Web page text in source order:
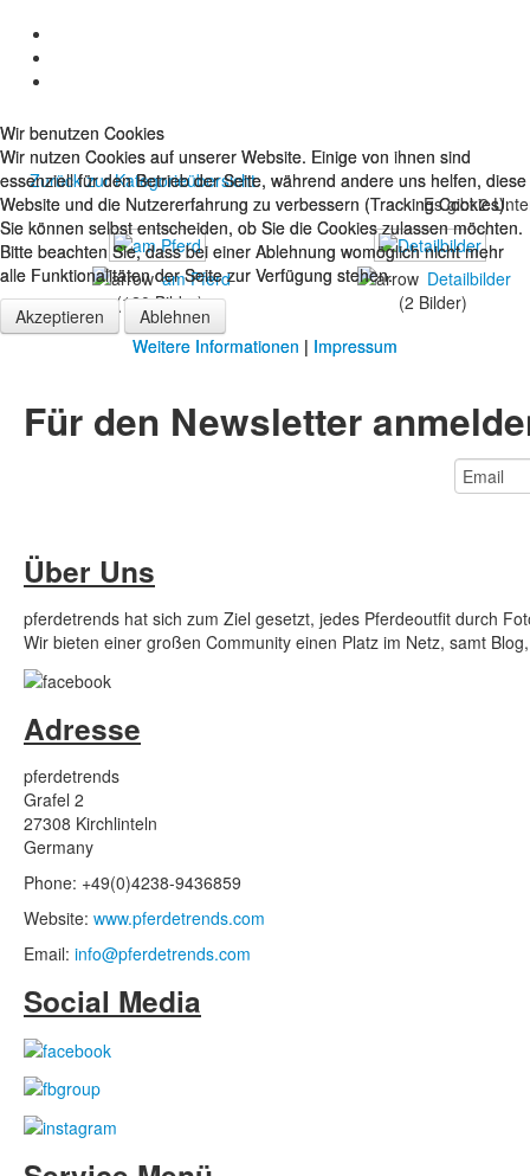
Zurück zur Kategorieübersicht
Es gibt 2
am Pferd
(120 Bilder)
Detailbilder
(2 Bilder)
Für den Newsletter
Über Uns
pferdetrends hat sich zum Ziel gesetzt, jedes Pferdeoutfit durch
Wir bieten einer großen Community einen Platz im Netz, samt
Adresse
pferdetrends
Grafel 2
27308 Kirchlinteln
Germany
Phone: +49(0)4238-9436859
Website: www.pferdetrends.com
Email: info@pferdetrends.com
Social Media
Wir benutzen Cookies
Wir nutzen Cookies auf unserer Website. Einige von ihnen sind
essenziell für den Betrieb der Seite, während andere uns helfen, diese
Website und die Nutzererfahrung zu verbessern (Tracking Cookies).
Sie können selbst entscheiden, ob Sie die Cookies zulassen möchten.
Bitte beachten Sie, dass bei einer Ablehnung womöglich nicht mehr
alle Funktionalitäten der Seite zur Verfügung stehen.
Akzeptieren
Ablehnen
Weitere Informationen | Impressum
Wir benutzen Cookies
Wir nutzen Cookies auf unserer Website. Einige von ihnen sind
essenziell für den Betrieb der Seite, während andere uns helfen, diese
Website und die Nutzererfahrung zu verbessern (Tracking Cookies).
Sie können selbst entscheiden, ob Sie die Cookies zulassen möchten.
Bitte beachten Sie, dass bei einer Ablehnung womöglich nicht mehr
alle Funktionalitäten der Seite zur Verfügung stehen.
Akzeptieren
Ablehnen
Weitere Informationen | Impressum